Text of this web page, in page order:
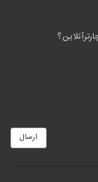
ارسال